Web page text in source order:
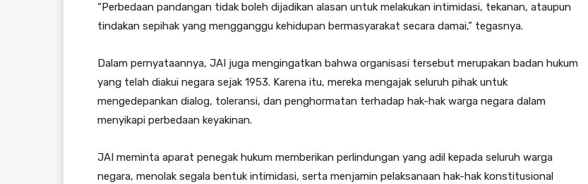
“Perbedaan pandangan tidak boleh dijadikan alasan untuk melakukan intimidasi, tekanan, ataupun
tindakan sepihak yang mengganggu kehidupan bermasyarakat secara damai,” tegasnya.
Dalam pernyataannya, JAI juga mengingatkan bahwa organisasi tersebut merupakan badan hukum
yang telah diakui negara sejak 1953. Karena itu, mereka mengajak seluruh pihak untuk
mengedepankan dialog, toleransi, dan penghormatan terhadap hak-hak warga negara dalam
menyikapi perbedaan keyakinan.
JAI meminta aparat penegak hukum memberikan perlindungan yang adil kepada seluruh warga
negara, menolak segala bentuk intimidasi, serta menjamin pelaksanaan hak-hak konstitusional